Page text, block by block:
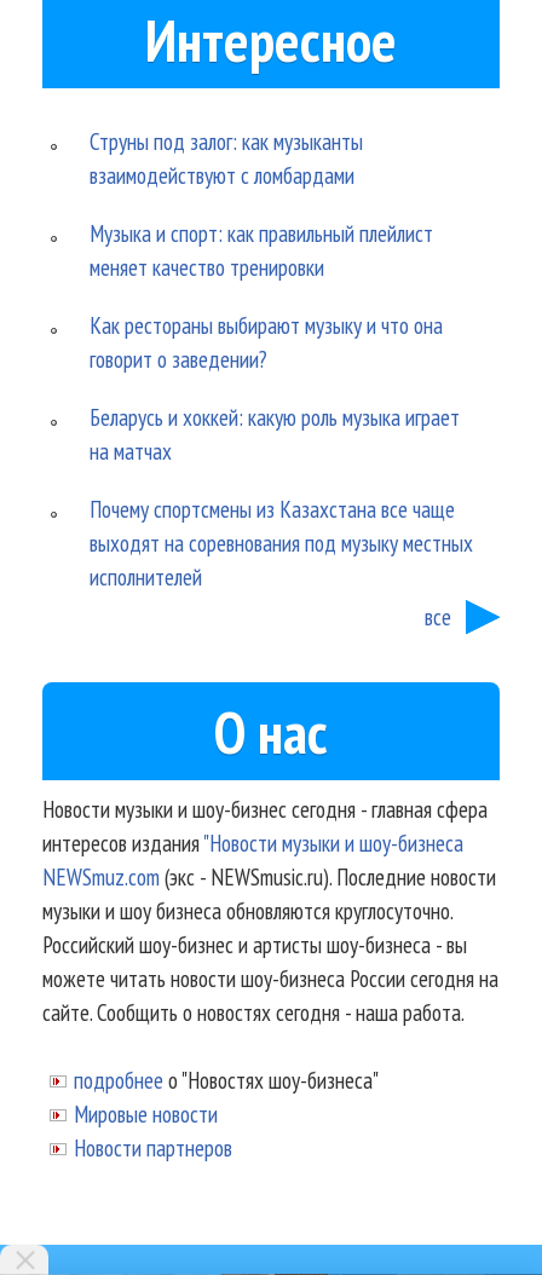
Интересное
Струны под залог: как музыканты
взаимодействуют с ломбардами
Музыка и спорт: как правильный плейлист
меняет качество тренировки
Как рестораны выбирают музыку и что она
говорит о заведении?
Беларусь и хоккей: какую роль музыка играет
на матчах
Почему спортсмены из Казахстана все чаще
выходят на соревнования под музыку местных
исполнителей
все
О нас
Новости музыки и шоу-бизнес сегодня - главная сфера
интересов издания"Новости музыки и шоу-бизнеса
NEWSmuz.com(экс - NEWSmusic.ru). Последние новости
музыки и шоу бизнеса обновляются круглосуточно.
Российский шоу-бизнес и артисты шоу-бизнеса - вы
можете читать новости шоу-бизнеса России сегодня на
сайте. Сообщить о новостях сегодня - наша работа.
подробнее о "Новостях шоу-бизнеса"
Мировые новости
Новости партнеров